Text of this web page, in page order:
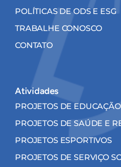
POLÍTICAS DE ODS E ESG
TRABALHE CONOSCO
CONTATO
Atividades
PROJETOS DE EDUCAÇÃO
PROJETOS DE SAÚDE E
PROJETOS ESPORTIVOS
PROJETOS DE SERVIÇO